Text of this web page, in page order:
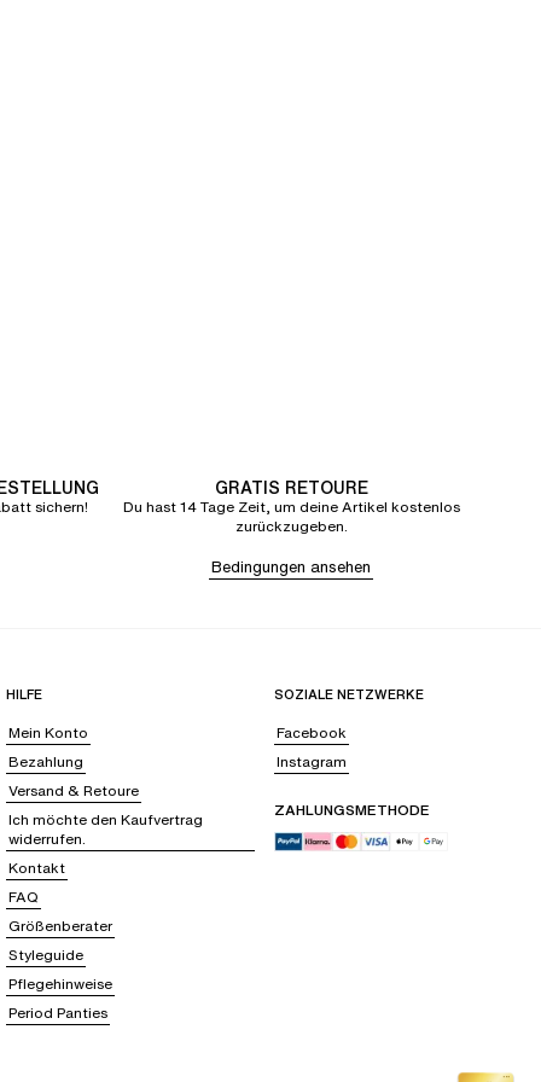
sichern!
GRATIS RETOURE
Du hast 14 Tage Zeit, um deine Artikel kostenlos
zurückzugeben.
Bedingungen ansehen
HILFE
Mein Konto
Bezahlung
Versand & Retoure
Ich möchte den Kaufvertrag
widerrufen.
Kontakt
FAQ
Größenberater
Styleguide
Pflegehinweise
Period Panties
SOZIALE NETZWERKE
Facebook
Instagram
ZAHLUNGSMETHODE